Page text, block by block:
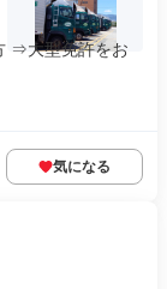
⇒大型免許をお
気になる